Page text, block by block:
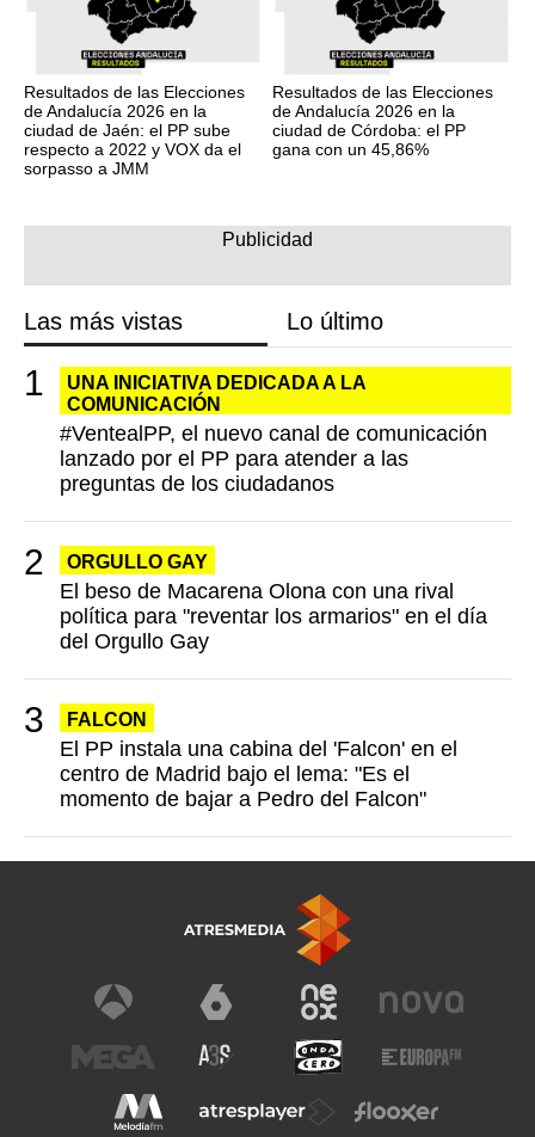
Resultados de las Elecciones
de Andalucía 2026 en la
ciudad de Jaén: el PP sube
respecto a 2022 y VOX da el
sorpasso a JMM
Resultados de las Elecciones
de Andalucía 2026 en la
ciudad de Córdoba: el PP
gana con un 45,86%
Las más vistas Lo último
UNA INICIATIVA DEDICADA A LA
COMUNICACIÓN
#VentealPP, el nuevo canal de comunicación
lanzado por el PP para atender a las
preguntas de los ciudadanos
ORGULLO GAY
El beso de Macarena Olona con una rival
política para "reventar los armarios" en el día
del Orgullo Gay
FALCON
El PP instala una cabina del 'Falcon' en el
centro de Madrid bajo el lema: "Es el
momento de bajar a Pedro del Falcon"